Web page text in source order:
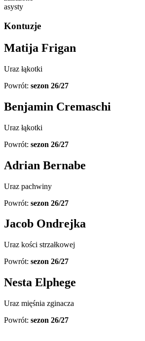
asysty
Kontuzje
Matija Frigan
Uraz łąkotki
Powrót: sezon 26/27
Benjamin Cremaschi
Uraz łąkotki
Powrót: sezon 26/27
Adrian Bernabe
Uraz pachwiny
Powrót: sezon 26/27
Jacob Ondrejka
Uraz kości strzałkowej
Powrót: sezon 26/27
Nesta Elphege
Uraz mięśnia zginacza
Powrót: sezon 26/27